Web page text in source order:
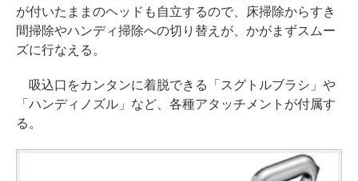
が付いたままのヘッドも自立するので、床掃除からすき
間掃除やハンディ掃除への切り替えが、かがまずスムー
ズに行なえる。
吸込口をカンタンに着脱できる「スグトルブラシ」や
「ハンディノズル」など、各種アタッチメントが付属す
る。